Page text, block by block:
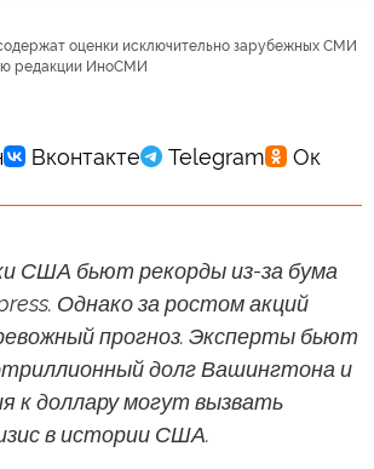
оценки исключительно зарубежных СМИ
редакции ИноСМИ
США бьют рекорды из-за бума
Однако за ростом акций
прогноз. Эксперты бьют
долг Вашингтона и
к доллару могут вызвать
в истории США.